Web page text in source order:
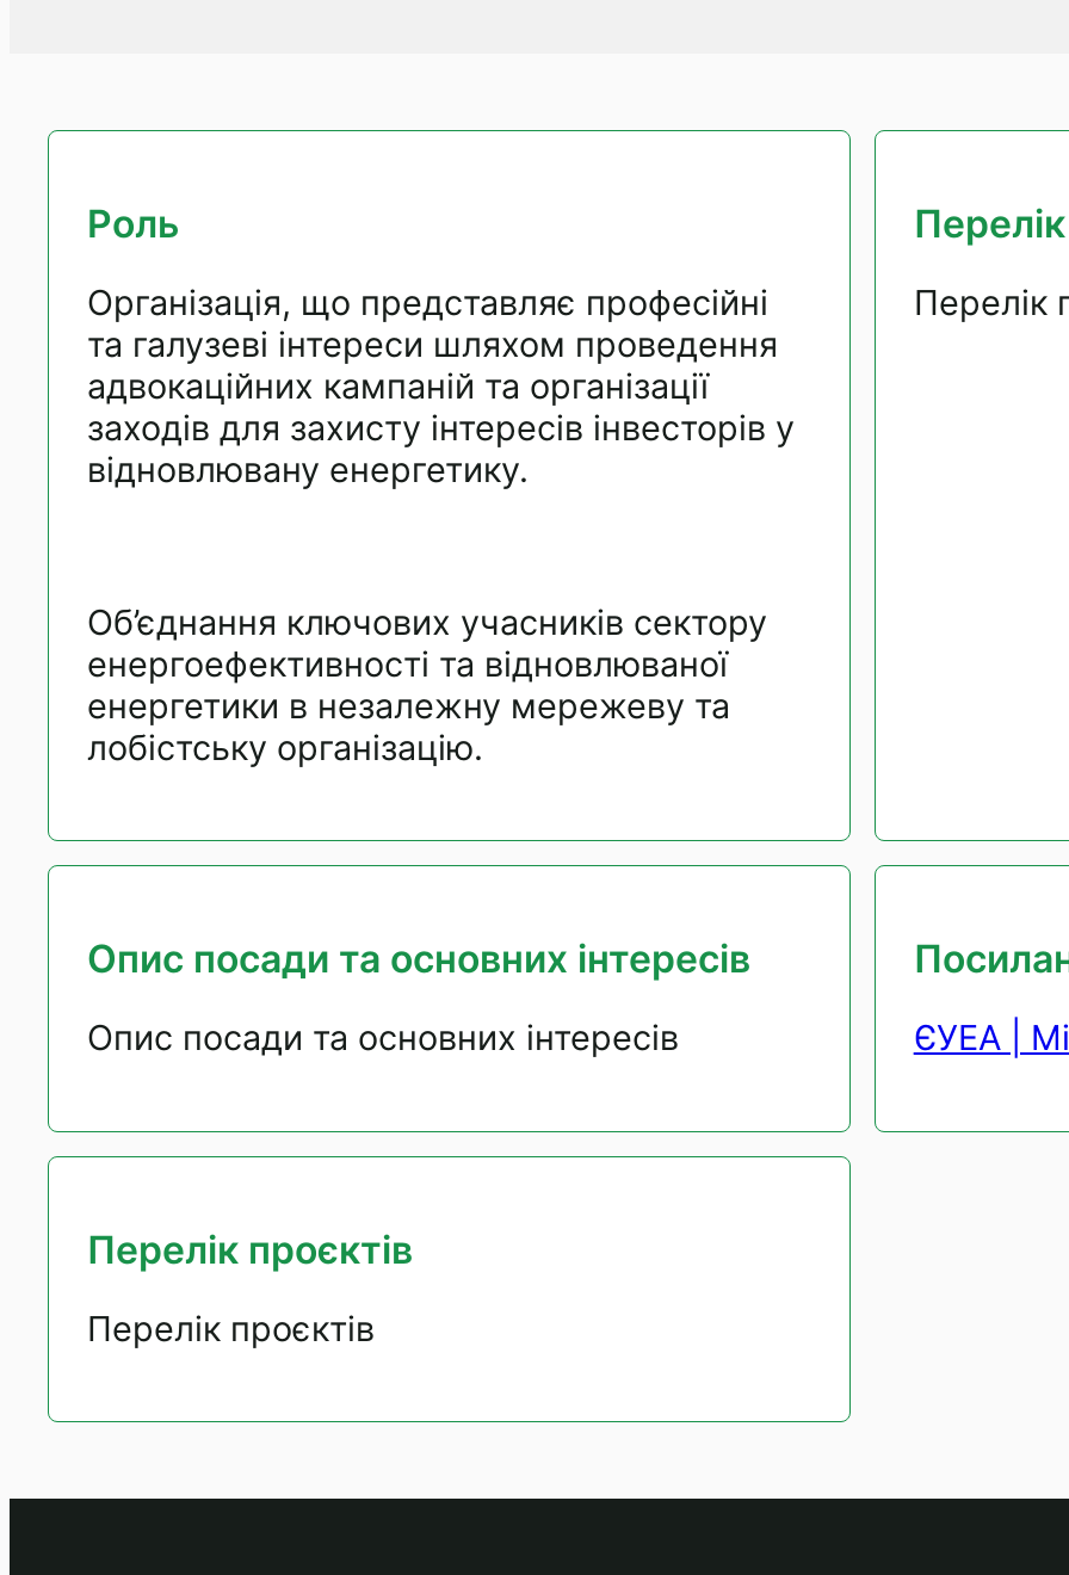
Роль
Організація, що представляє професійні
та галузеві інтереси шляхом проведення
адвокаційних кампаній та організації
заходів для захисту інтересів інвесторів у
відновлювану енергетику.
Об’єднання ключових учасників сектору
енергоефективності та відновлюваної
енергетики в незалежну мережеву та
лобістську організацію.
Перелік
Опис посади та основних інтересів
Опис посади та основних інтересів ЄУЕА |
Перелік проєктів
Перелік проєктів